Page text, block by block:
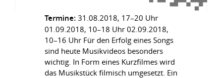
Termine: 31.08.2018, 17–20 Uhr
01.09.2018, 10–18 Uhr 02.09.2018,
10–16 Uhr Für den Erfolg eines Songs
sind heute Musikvideos besonders
wichtig. In Form eines Kurzfilmes wird
das Musikstück filmisch umgesetzt. Ein